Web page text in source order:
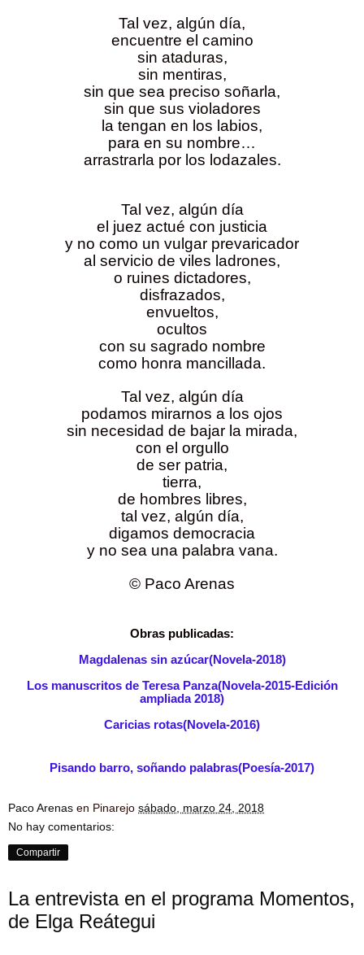
Tal vez, algún día,
encuentre el camino
sin ataduras,
sin mentiras,
sin que sea preciso soñarla,
sin que sus violadores
la tengan en los labios,
para en su nombre…
arrastrarla por los lodazales.
Tal vez, algún día
el juez actué con justicia
y no como un vulgar prevaricador
al servicio de viles ladrones,
o ruines dictadores,
disfrazados,
envueltos,
ocultos
con su sagrado nombre
como honra mancillada.
Tal vez, algún día
podamos mirarnos a los ojos
sin necesidad de bajar la mirada,
con el orgullo
de ser patria,
tierra,
de hombres libres,
tal vez, algún día,
digamos democracia
y no sea una palabra vana.
© Paco Arenas
Obras publicadas:
Magdalenas sin azúcar(Novela-2018)
Los manuscritos de Teresa Panza(Novela-2015-Edición
ampliada 2018)
Caricias rotas(Novela-2016)
Pisando barro, soñando palabras(Poesía-2017)
Paco Arenas en Pinarejo sábado, marzo 24, 2018
No hay comentarios:
Compartir
La entrevista en el programa Momentos,
de Elga Reátegui